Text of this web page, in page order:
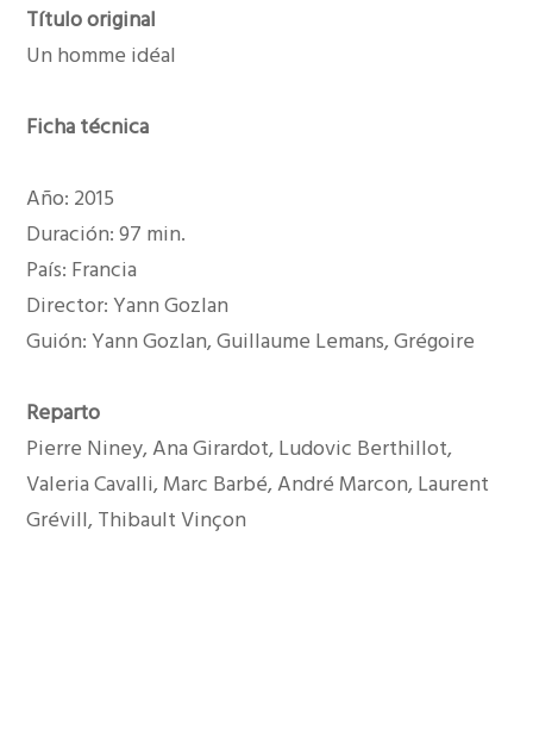
Título original
Un homme idéal
Ficha técnica
Año: 2015
Duración: 97 min.
País: Francia
Director: Yann Gozlan
Guión: Yann Gozlan, Guillaume Lemans, Grégoire
Reparto
Pierre Niney, Ana Girardot, Ludovic Berthillot,
Valeria Cavalli, Marc Barbé, André Marcon, Laurent
Grévill, Thibault Vinçon